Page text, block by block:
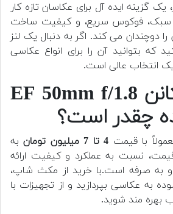
یک گزینه ایده آل برای عکاسان تازه کار
سبک، فوکوس سریع، و کیفیت ساخت
دوچندان می کند. اگر به دنبال یک لنز
که بتوانید آن را برای انواع عکاسی
یک انتخاب عالی است.
قیمت لنز کانن EF 50mm f/1.8
با قیمت 4 تا 7 میلیون تومان
به
نسبت به عملکرد و کیفیت ارائه
و به صرفه است.با خرید از مکث شاپ،
به عکاسی بپردازید و از تجهیزات با
مند شوید.